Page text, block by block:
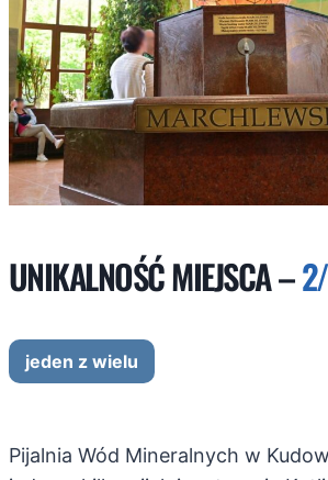
UNIKALNOŚĆ MIEJSCA –
jeden z wielu
Pijalnia Wód Mineralnych w